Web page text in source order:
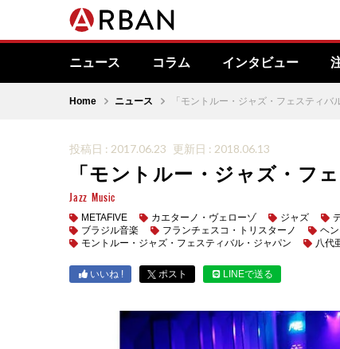
ニュース コラム インタビュー
Home ニュース 「モントルー・ジャズ・フェスティ
投稿日 : 2017.06.23 更新日 : 2018.06.13
「モントルー・ジャズ・フ
Jazz Music
METAFIVE カエターノ・ヴェローゾ ジャズ
ブラジル音楽
フランチェスコ・トリスターノ ヘ
モントルー・ジャズ・フェスティバル・ジャパン
八代
いいね ! ポスト LINEで送る